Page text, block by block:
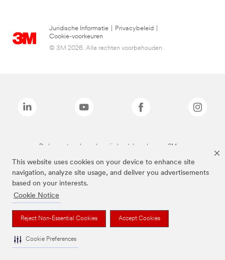
This website uses cookies on your device to enhance site
navigation, analyze site usage, and deliver you advertisements
based on your interests.
Cookie Notice
Reject Non-Essential Cookies Accept Cookies
Cookie Preferences
Juridische Informatie Privacybeleid
Cookie-voorkeuren
© 3M 2026. Alle rechten voorbehouden.
De bovenstaande merken zijn handelsmerken van 3M.we